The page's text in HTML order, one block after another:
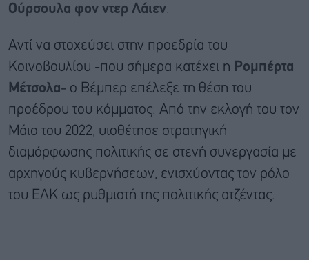
Ούρσουλα φον ντερ Λάιεν.
Αντί να στοχεύσει στην προεδρία του
Κοινοβουλίου -που σήμερα κατέχει η Ρομπέρτα
Μέτσολα- ο Βέμπερ επέλεξε τη θέση του
προέδρου του κόμματος. Από την εκλογή του τον
Μάιο του 2022, υιοθέτησε στρατηγική
διαμόρφωσης πολιτικής σε στενή συνεργασία με
αρχηγούς κυβερνήσεων, ενισχύοντας τον ρόλο
του ΕΛΚ ως ρυθμιστή της πολιτικής ατζέντας.